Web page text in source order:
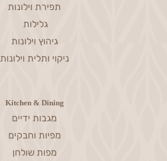
תפירת וילונות
גלילות
גיהוץ וילונות
ניקוי ותלית וילונות
Kitchen & Dining
מגבות ידיים
מפיות וחבקים
מפות שולחן